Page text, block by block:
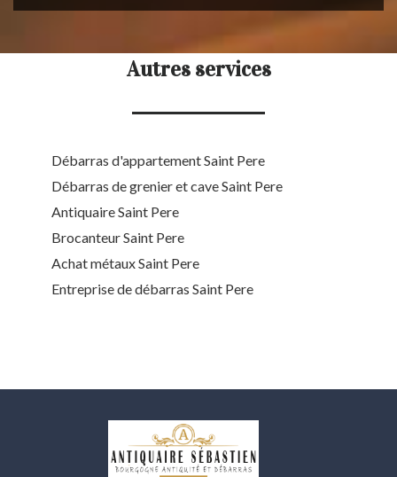
Autres services
Débarras d'appartement Saint Pere
Débarras de grenier et cave Saint Pere
Antiquaire Saint Pere
Brocanteur Saint Pere
Achat métaux Saint Pere
Entreprise de débarras Saint Pere